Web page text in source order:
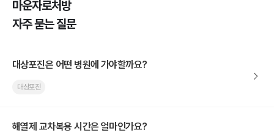
마운자로처방
자주 묻는 질문
대상포진은 어떤 병원에 가야할까요?
대상포진
해열제 교차복용 시간은 얼마인가요?